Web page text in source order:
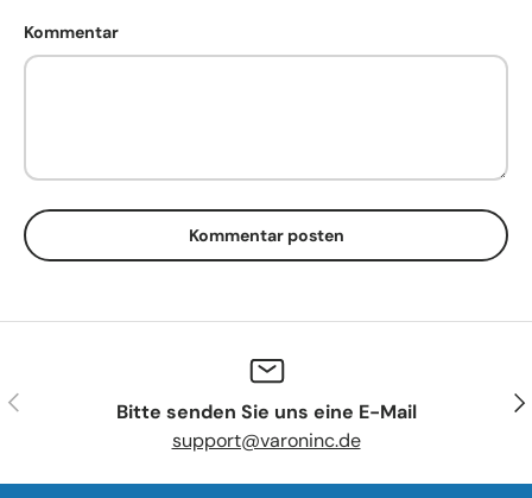
Kommentar
Kommentar posten
Vorherige
Bitte senden Sie uns eine E-Mail
support@varoninc.de